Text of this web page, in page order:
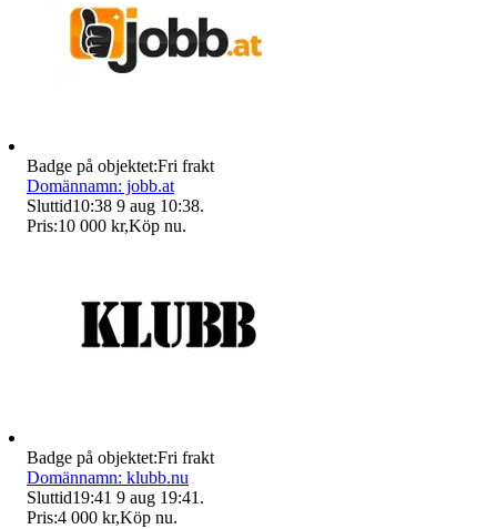
Badge på objektet:Fri frakt
Domännamn: jobb.at
Sluttid10:38 9 aug 10:38.
Pris:10 000 kr,Köp nu.
Badge på objektet:Fri frakt
Domännamn: klubb.nu
Sluttid19:41 9 aug 19:41 .
Pris:4 000 kr,Köp nu.